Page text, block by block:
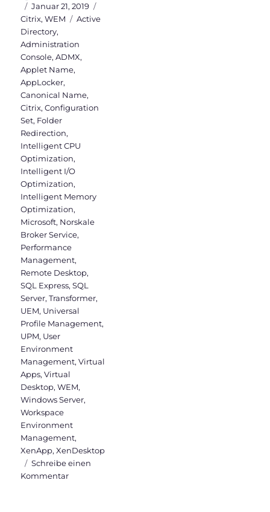
Veröffentlicht
am
Januar 21, 2019
Citrix,WEM Schlagwörter
Active
Directory,
Administration
Console,ADMX,
Applet Name,
AppLocker,
Canonical Name,
Citrix,Configuration
Set, Folder
Redirection,
Intelligent CPU
Optimization,
Intelligent I/O
Optimization,
Intelligent Memory
Optimization,
Microsoft, Norskale
Broker Service,
Performance
Management,
Remote Desktop,
SQL Express,SQL
Server,Transformer,
UEM, Universal
Profile Management,
UPM, User
Environment
Management,Virtual
Apps,Virtual
Desktop,WEM,
Windows Server,
Workspace
Environment
Management,
XenApp,XenDesktop
Schreibe einen
Kommentarzu